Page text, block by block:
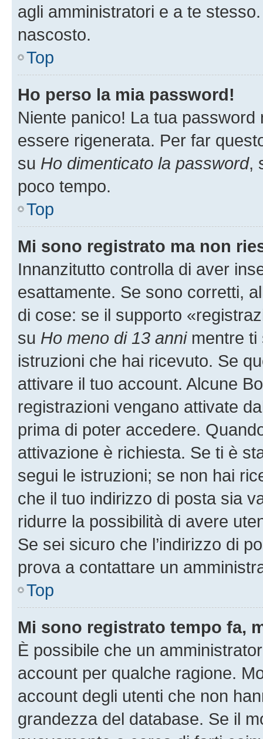
agli amministratori e a te
nascosto.
Top
Ho perso la mia password!
Niente panico! La tua
essere rigenerata. Per far
su Ho dimenticato la password,
poco tempo.
Top
Mi sono registrato ma non
Innanzitutto controlla di aver
esattamente. Se sono corretti,
di cose: se il supporto
su Ho meno di 13 annimentre ti
istruzioni che hai ricevuto. Se
attivare il tuo account. Alcune
registrazioni vengano attivate
prima di poter accedere.
attivazione è richiesta. Se ti è
segui le istruzioni; se non hai
che il tuo indirizzo di posta sia
ridurre la possibilità di avere
Se sei sicuro che l’indirizzo di
prova a contattare un
Top
Mi sono registrato tempo fa,
È possibile che un
account per qualche ragione.
account degli utenti che non
grandezza del database. Se il